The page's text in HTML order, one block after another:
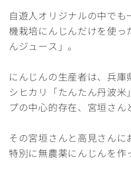
自遊人オリジナルの中で
機栽培にんじんだけを使っ
んジュース」。
にんじんの生産者は、兵
シヒカリ「たんたん丹波
プの中心的存在、宮垣さん
その宮垣さんと高見さん
特別に無農薬にんじんを作